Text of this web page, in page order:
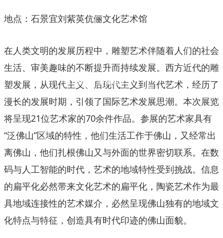
客户至上 · 专业至上
Customer first and professional first
地点：石景宜刘紫英伉俪文化艺术馆
在人类文明的发展历程中，雕塑艺术伴随着人们的社会
生活、审美趣味的不断提升而持续发展。西方近代的雕
塑发展，从现代主义、后现代主义到当代艺术，经历了
漫长的发展时期，引领了国际艺术发展思潮。本次展览
将呈现21位艺术家的70余件作品。参展的艺术家具有
“泛佛山”区域的特性，他们生活工作于佛山，又经常出
离佛山，他们扎根佛山又与外面的世界密切联系。在数
码与人工智能的时代，艺术的地域特性受到挑战。信息
的扁平化必然带来文化艺术的扁平化，陶瓷艺术作为最
具地域连接性的艺术媒介，必然呈现佛山独有的地域文
化特点与特征，创造具有时代印迹的佛山面貌。